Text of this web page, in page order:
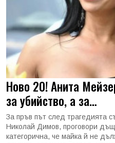
Ново 20! Анита
за убийство, а за…
За пръв път след трагедията
Николай Димов, проговори
категорична, че майка й не